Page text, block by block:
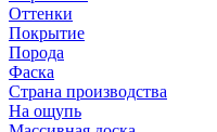
Оттенки
Покрытие
Порода
Фаска
Страна производства
На ощупь